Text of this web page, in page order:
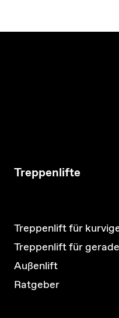
Treppenlifte
Treppenlift für
Treppenlift für
Außenlift
Ratgeber